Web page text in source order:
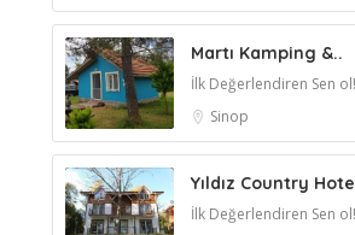
Martı Kamping &..
İlk Değerlendiren Sen ol!
Sinop
Yıldız Country
İlk Değerlendiren Sen ol!